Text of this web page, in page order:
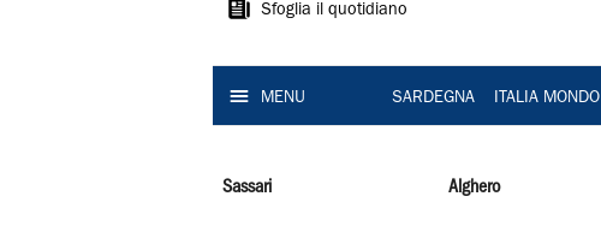
Sardegna
Sfoglia il quotidiano
MENU SARDEGNA ITALIA MONDO
Sassari Alghero